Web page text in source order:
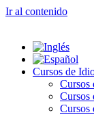
Ir al contenido
Cursos de
Cursos
Cursos
Cursos